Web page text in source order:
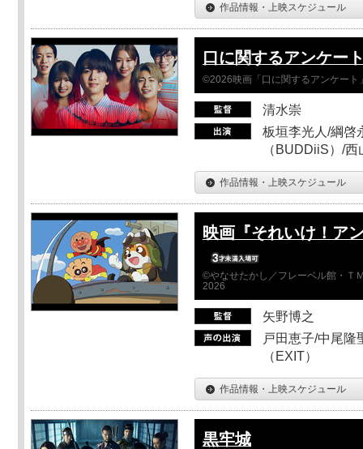
作品情報・上映スケジュール
口に関するアンケー
©2026映画「口に関するアンケート
清水崇
板垣李光人/綱啓
（BUDDiiS）/
作品情報・上映スケジュール
映画『それいけ！ア
©やなせたかし／フレーベル館・Ｔ
2026
矢野博之
戸田恵子/中尾隆
（EXIT）
作品情報・上映スケジュール
黒牢城